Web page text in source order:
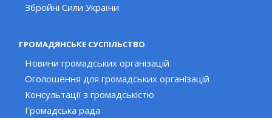
Збройні Сили України
ГРОМАДЯНСЬКЕ СУСПІЛЬСТВО
Новини громадських організацій
Оголошення для громадських організацій
Консультації з громадськістю
Громадська рада